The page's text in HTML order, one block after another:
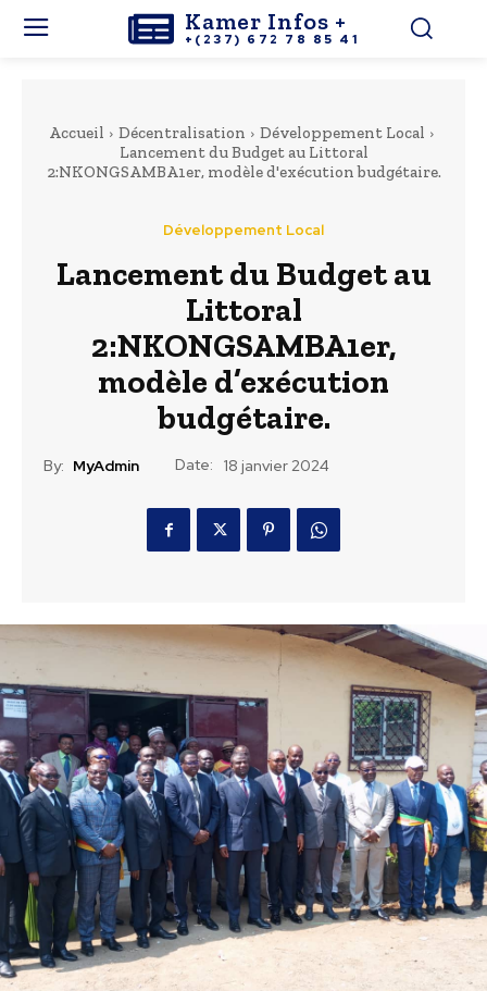
Kamer Infos +
+(237) 672 78 85 41
Accueil Décentralisation
Développement Local
Lancement du Budget au Littoral
2:NKONGSAMBA1er, modèle d'exécution budgétaire.
Développement Local
Lancement du Budget au
Littoral
2:NKONGSAMBA1er,
modèle d’exécution
budgétaire.
By: MyAdmin Date: 18 janvier 2024